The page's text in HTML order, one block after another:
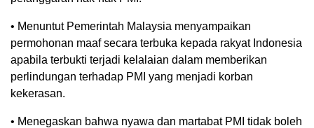
• Menuntut Pemerintah Malaysia menyampaikan
permohonan maaf secara terbuka kepada rakyat Indonesia
apabila terbukti terjadi kelalaian dalam memberikan
perlindungan terhadap PMI yang menjadi korban
kekerasan.
• Menegaskan bahwa nyawa dan martabat PMI tidak boleh